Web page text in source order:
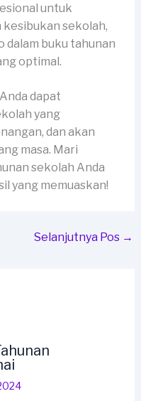
untuk
sekolah,
buku tahunan
optimal.
dapat
yang
dan akan
masa. Mari
sekolah Anda
yang memuaskan!
Selanjutnya Pos →